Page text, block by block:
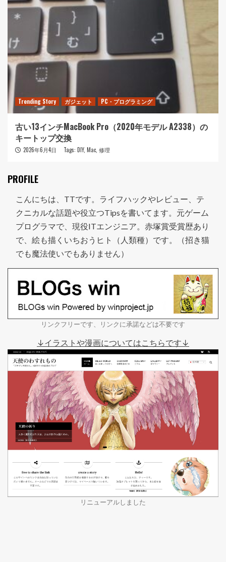
Trending Story ガジェット PC・プログラミング
古い13インチMacBook Pro（2020年モデル A2338）の
キートップ交換
2026年6月4日 Tags: DIY, Mac 修理
PROFILE
こんにちは、TTです。ライフハックやレビュー、テ
クニカルな話題や役立つTipsを書いてます。元ゲーム
プログラマで、現役ITエンジニア。赤塚賞受賞歴あり
で、絵も描くいちおうヒト（人類種）です。（招き猫
でも魔法使いでもありません）
リンクフリーです、リンクに承諾などは不要です
↓イラストや漫画についてはこちらです↓
リニューアルしました